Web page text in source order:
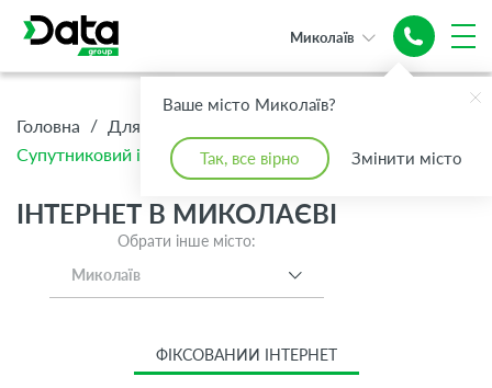
Ваше місто Миколаїв?
Так, все вірно Змінити місто
Миколаїв
Супутниковий
Головна / Для Дому
Супутниковий інтернет
ІНТЕРНЕТ В МИКОЛАЄВІ
Обрати інше місто:
Миколаїв
ФІКСОВАНИЙ ІНТЕРНЕТ